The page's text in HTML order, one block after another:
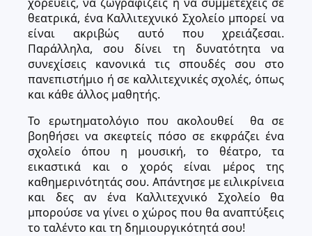
θεατρικά, ένα Καλλιτεχνικό Σχολείο μπορεί να
είναι ακριβώς αυτό που χρειάζεσαι.
Παράλληλα, σου δίνει τη δυνατότητα να
συνεχίσεις κανονικά τις σπουδές σου στο
πανεπιστήμιο ή σε καλλιτεχνικές σχολές, όπως
και κάθε άλλος μαθητής.
Το ερωτηματολόγιο που ακολουθεί θα σε
βοηθήσει να σκεφτείς πόσο σε εκφράζει ένα
σχολείο όπου η μουσική, το θέατρο, τα
εικαστικά και ο χορός είναι μέρος της
καθημερινότητάς σου. Απάντησε με ειλικρίνεια
και δες αν ένα Καλλιτεχνικό Σχολείο θα
μπορούσε να γίνει ο χώρος που θα αναπτύξεις
το ταλέντο και τη δημιουργικότητά σου!